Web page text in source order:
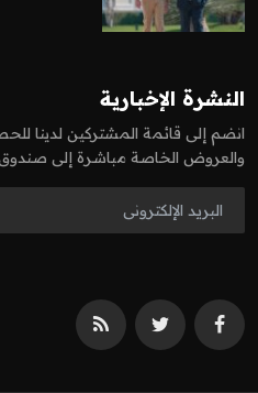
النشرة الإخبارية
انضم إلى قائمة المشتركين لدينا
والعروض الخاصة مباشرة إلى صندوق